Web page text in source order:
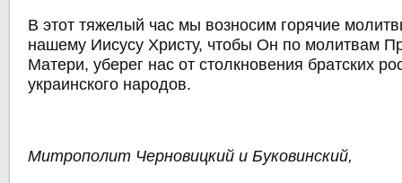
В этот тяжелый час мы возносим горячие
нашему Иисусу Христу, чтобы Он по молитвам
Матери, уберег нас от столкновения братских
украинского народов.
Митрополит Черновицкий и Буковинский,